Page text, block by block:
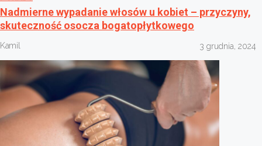
Nadmierne wypadanie włosów u kobiet – przyczyny,
skuteczność osocza bogatopłytkowego
Kamil 3 grudnia, 2024